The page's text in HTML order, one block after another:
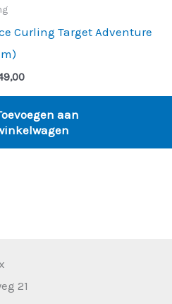
Curling Target Adventure
aan
21